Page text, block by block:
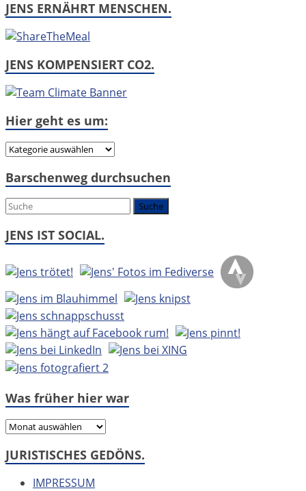
JENS ERNÄHRT MENSCHEN.
JENS KOMPENSIERT CO2.
Hier geht es um:
Hier
es
Barschenweg durchsuchen
JENS IST SOCIAL.
Was früher hier war
Was
hier
JURISTISCHES GEDÖNS.
IMPRESSUM